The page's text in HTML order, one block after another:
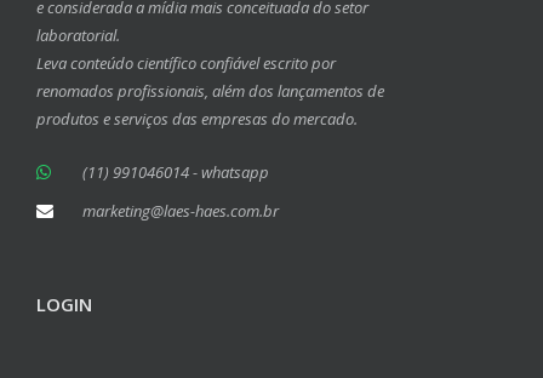
e considerada a mídia mais conceituada do setor
laboratorial.
Leva conteúdo científico confiável escrito por
renomados profissionais, além dos lançamentos de
produtos e serviços das empresas do mercado.
(11) 991046014 - whatsapp
marketing@laes-haes.com.br
LOGIN